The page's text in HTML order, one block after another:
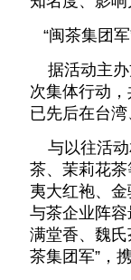
“闽茶集团
据活动主办
次集体行动
已先后在台湾
与以往活动
茶、茉莉花
夷大红袍、
与茶企业阵
满堂香、魏
茶集团军”，